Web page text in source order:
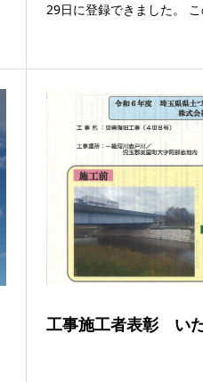
29日に登録できました。
工事施工者表彰 い